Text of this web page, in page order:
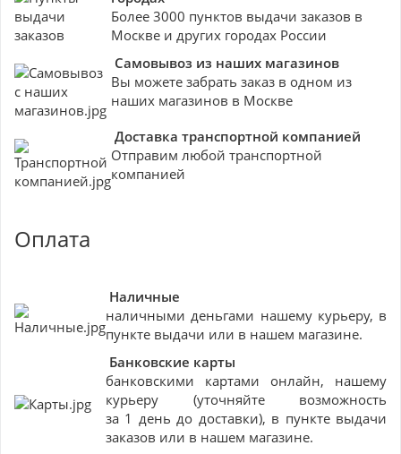
Более 3000 пунктов выдачи заказов в
Москве и других городах России
Самовывоз из наших магазинов
Вы можете забрать заказ в одном из
наших магазинов в Москве
Доставка транспортной компанией
Отправим любой транспортной
компанией
Оплата
Наличные
наличными деньгами нашему курьеру, в
пункте выдачи или в нашем магазине.
Банковские карты
банковскими картами онлайн, нашему
курьеру (уточняйте возможность
за 1 день до доставки), в пункте выдачи
заказов или в нашем магазине.